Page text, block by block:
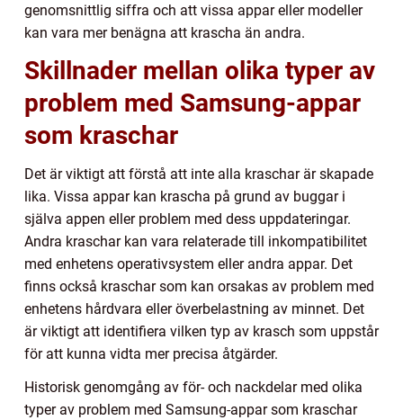
genomsnittlig siffra och att vissa appar eller modeller
kan vara mer benägna att krascha än andra.
Skillnader mellan olika typer av
problem med Samsung-appar
som kraschar
Det är viktigt att förstå att inte alla kraschar är skapade
lika. Vissa appar kan krascha på grund av buggar i
själva appen eller problem med dess uppdateringar.
Andra kraschar kan vara relaterade till inkompatibilitet
med enhetens operativsystem eller andra appar. Det
finns också kraschar som kan orsakas av problem med
enhetens hårdvara eller överbelastning av minnet. Det
är viktigt att identifiera vilken typ av krasch som uppstår
för att kunna vidta mer precisa åtgärder.
Historisk genomgång av för- och nackdelar med olika
typer av problem med Samsung-appar som kraschar